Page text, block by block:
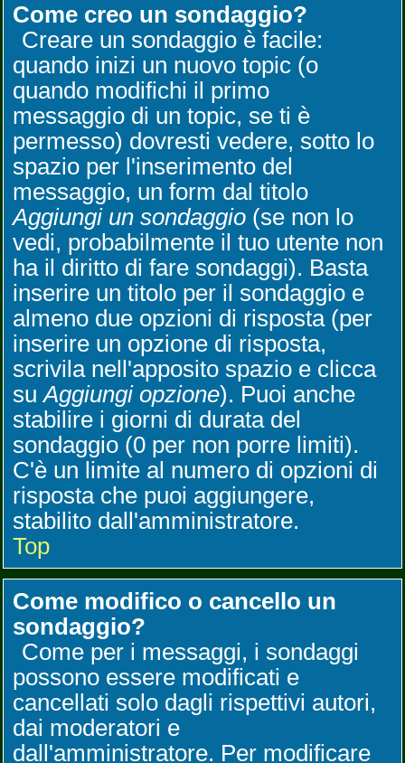
Come creo un sondaggio?
Creare un sondaggio è facile:
quando inizi un nuovo topic (o
quando modifichi il primo
messaggio di un topic, se ti è
permesso) dovresti vedere, sotto lo
spazio per l'inserimento del
messaggio, un form dal titolo
Aggiungi un sondaggio (se non lo
vedi, probabilmente il tuo utente non
ha il diritto di fare sondaggi). Basta
inserire un titolo per il sondaggio e
almeno due opzioni di risposta (per
inserire un opzione di risposta,
scrivila nell'apposito spazio e clicca
suAggiungi opzione). Puoi anche
stabilire i giorni di durata del
sondaggio (0 per non porre limiti).
C'è un limite al numero di opzioni di
risposta che puoi aggiungere,
stabilito dall'amministratore.
Top
Come modifico o cancello un
sondaggio?
Come per i messaggi, i sondaggi
possono essere modificati e
cancellati solo dagli rispettivi autori,
dai moderatori e
dall'amministratore. Per modificare